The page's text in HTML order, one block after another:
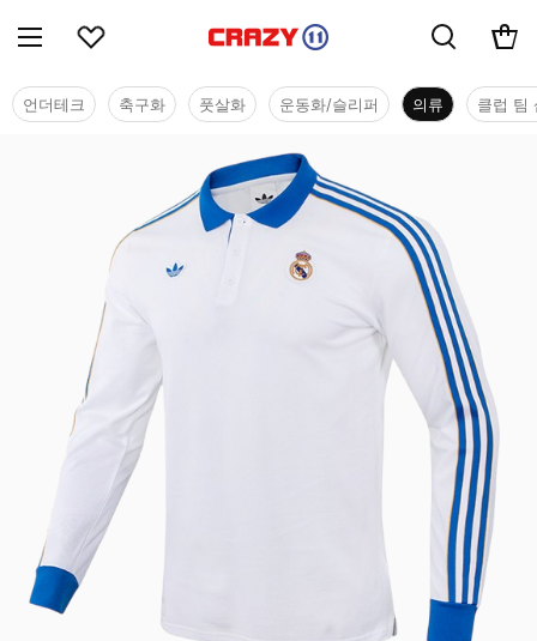
언더테크 축구화 풋살화 운동화/슬리퍼 의류 클럽 팀